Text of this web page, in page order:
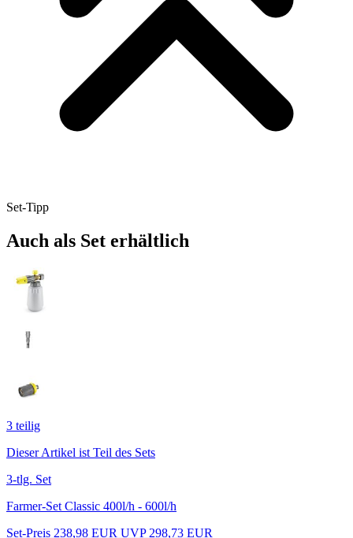
Set-Tipp
Auch als Set erhältlich
3 teilig
Dieser Artikel ist Teil des Sets
3-tlg. Set
Farmer-Set Classic 400l/h - 600l/h
Set-Preis 238,98 EUR UVP 298,73 EUR